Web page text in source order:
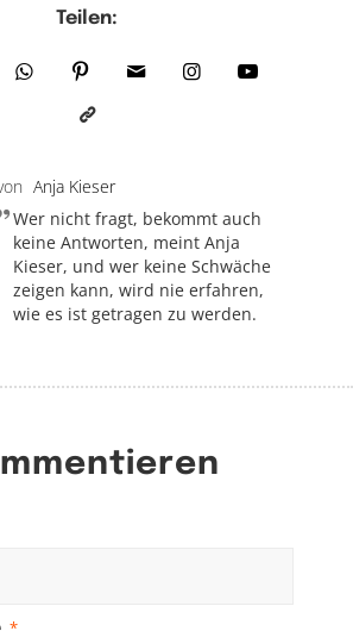
Teilen:
Anja Kieser
Wer nicht fragt, bekommt auch
keine Antworten, meint Anja
Kieser, und wer keine Schwäche
zeigen kann, wird nie erfahren,
wie es ist getragen zu werden.